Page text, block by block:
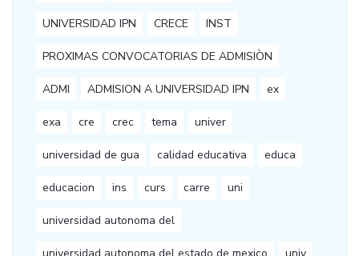
UNIVERSIDAD IPN CRECE INST
PROXIMAS CONVOCATORIAS DE ADMISIÒN
ADMI ADMISION A UNIVERSIDAD IPN ex
exa cre crec tema univer
universidad de gua calidad educativa educa
educacion ins curs carre uni
universidad autonoma del